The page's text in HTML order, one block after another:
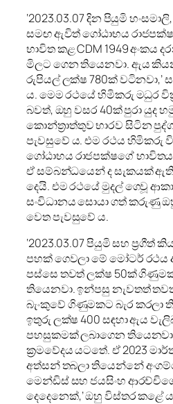
‘2023.03.07 දින පියුමි
සමඟ ඇවිත් ගෝඨාභය
භාවිත කළ CDM 1949 අංකය
මිලට ගෙන තියෙනවා. ඇය
රුපියල් ලක්ෂ 780ක් වටිනවා,’
ය. මෙම රථයේ හිමිකරු මධුර
බවත්, ඔහු වසර 40ක් පුරා යුද
කොන්ත්‍රාත්තුව භාරව සිටින
පැවසුවේ ය. එම රථය හිමිකරු
ගෝඨාභය රාජපක්ෂගේ භාවිතය
ඒ සම්බන්ධයෙන් ද සැකයක් ඇති
දෙයි. එම රථයේ මුදල් ගෙවූ
සංවිධානය සොයා ගත් කරුණු
වෙත පැවසුවේ ය.
‘2023.03.07 පියුමි සහ
පහක් ගෙවලා මේ මෝටර් රථය
පස්සෙ තවත් ලක්ෂ 50ක්
තියෙනවා. ඉන්පසු නැවතත්
බැංකුවේ ගිණුමකට බැර කරලා
ඉතුරු ලක්ෂ 400 සඳහා ඇය
පහසුකමක් ලබාගෙන තියෙනවා
ක්‍රමවේදය යටතේ. ඒ 2023
අත්සන් තබලා තියෙන්නේ
මෙන්ඩිස් සහ ජයසිංහ
දෙදෙනෙක්,’ ඔහු විස්තර කළේ